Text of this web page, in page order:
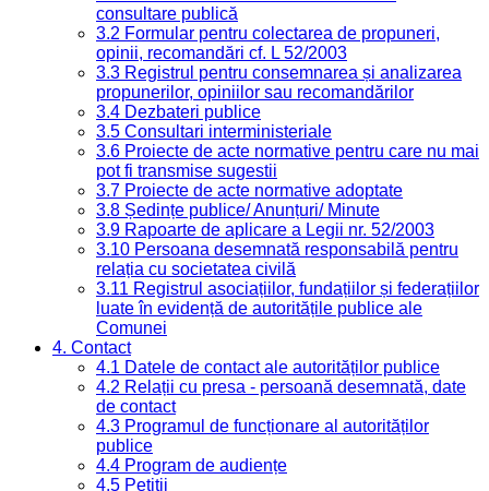
consultare publică
3.2 Formular pentru colectarea de propuneri,
opinii, recomandări cf. L 52/2003
3.3 Registrul pentru consemnarea și analizarea
propunerilor, opiniilor sau recomandărilor
3.4 Dezbateri publice
3.5 Consultari interministeriale
3.6 Proiecte de acte normative pentru care nu mai
pot fi transmise sugestii
3.7 Proiecte de acte normative adoptate
3.8 Ședințe publice/ Anunțuri/ Minute
3.9 Rapoarte de aplicare a Legii nr. 52/2003
3.10 Persoana desemnată responsabilă pentru
relația cu societatea civilă
3.11 Registrul asociațiilor, fundațiilor și federațiilor
luate în evidență de autoritățile publice ale
Comunei
4. Contact
4.1 Datele de contact ale autorităților publice
4.2 Relații cu presa - persoană desemnată, date
de contact
4.3 Programul de funcționare al autorităților
publice
4.4 Program de audiențe
4.5 Petiții